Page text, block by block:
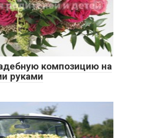
композицию на
руками